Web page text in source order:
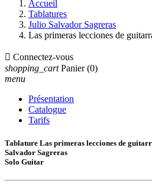
Accueil
Tablatures
Julio Salvador Sagreras
Las primeras lecciones de
 Connectez-vous
shopping_cart Panier (0)
menu
Présentation
Catalogue
Tarifs
Tablature Las primeras lecciones de
Salvador Sagreras
Solo Guitar